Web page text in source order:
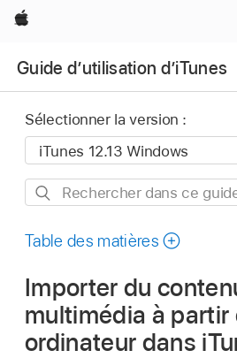
Apple
Guide d’utilisation d’iTunes
Sélectionner la version :
Rechercher
ce
Table des matières
Importer du
multimédia à partir
ordinateur dans